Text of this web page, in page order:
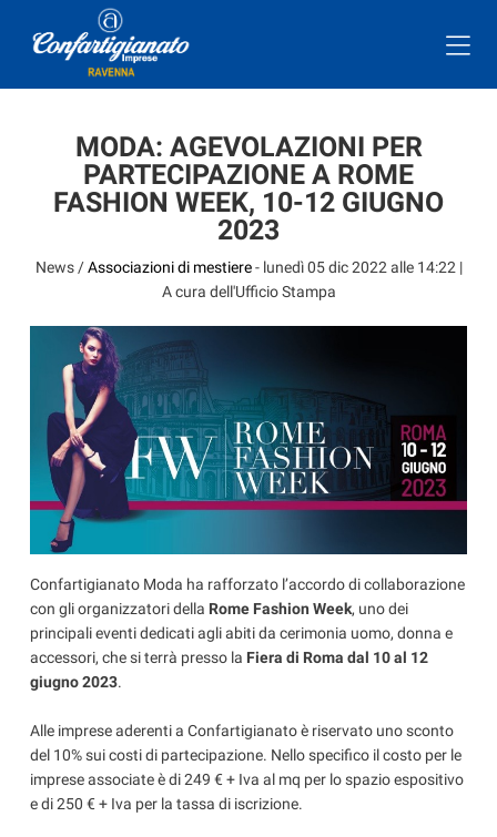
MODA: AGEVOLAZIONI PER
PARTECIPAZIONE A ROME
FASHION WEEK, 10-12 GIUGNO
2023
News /Associazioni di mestiere- lunedì 05 dic 2022 alle 14:22 |
A cura dell'Ufficio Stampa
Confartigianato Moda ha rafforzato l’accordo di collaborazione
con gli organizzatori della Rome Fashion Week, uno dei
principali eventi dedicati agli abiti da cerimonia uomo, donna e
accessori, che si terrà presso la Fiera di Roma dal 10 al 12
giugno 2023.
Alle imprese aderenti a Confartigianato è riservato uno sconto
del 10% sui costi di partecipazione. Nello specifico il costo per le
imprese associate è di 249 € + Iva al mq per lo spazio espositivo
e di 250 € + Iva per la tassa di iscrizione.